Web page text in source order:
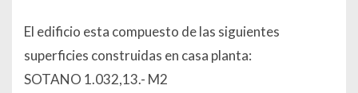
El edificio esta compuesto de las siguientes
superficies construidas en casa planta:
SOTANO 1.032,13.- M2